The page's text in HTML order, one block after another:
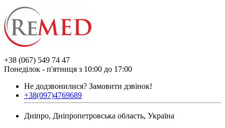
+38 (067) 549 74 47
Понеділок - п'ятниця з 10:00 до 17:00
Не додзвонилися? Замовити дзвінок!
+38(097)4769689
Дніпро, Дніпропетровська область, Україна